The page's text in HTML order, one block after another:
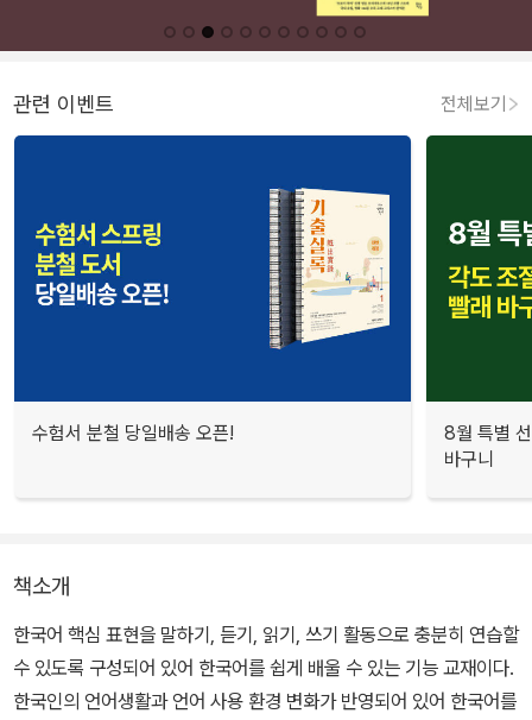
관련 이벤트 전체보기
수험서 분철 당일배송 오픈!
8월 특별
바구니
책소개
한국어 핵심 표현을 말하기, 듣기, 읽기, 쓰기 활동으로 충분히 연습할
수 있도록 구성되어 있어 한국어를 쉽게 배울 수 있는 기능 교재이다.
한국인의 언어생활과 언어 사용 환경 변화가 반영되어 있어 한국어를